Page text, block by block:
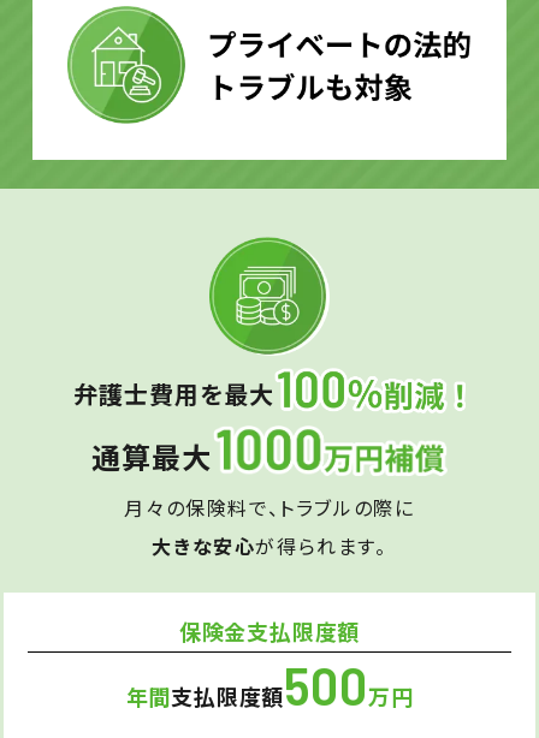
弁護士費用を最大
通算最大
月々の保険料で、トラブルの際に
大きな安心が得られます。
保険金支払限度額
年間支払限度額500万円